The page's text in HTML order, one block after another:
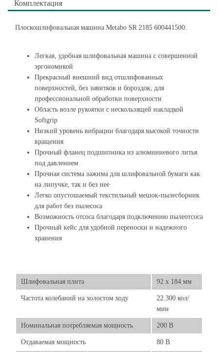
Комплектация
Плоскошлифовальная машина Metabo SR 2185 600441500:
Легкая, удобная шлифовальная машина с совершенной
эргономикой
Прекрасный внешний вид отшлифованных
поверхностей, без завитков и бороздок, для
профессиональной обработки поверхности
Область возле рукоятки с нескользящей накладкой
Softgrip
Низкий уровень вибрации благодаря высокой точности
вращения
Прочный фланец подшипника из алюминиевого литья
под давлением
Прочная система зажима для шлифовальной бумаги как
на липучке, так и без нее
Легко опустошаемый текстильный мешок-пылесборник
для работ без пылесоса
Возможность отсоса благодаря подключению пылеотсоса
Прочный кейс для удобной переноски и надежного
хранения
Шлифовальная плита 92 x 184 мм
Частота колебаний на холостом ходу
22.300 кол/
мин
Номинальная потребляемая мощность 200 В
Отдаваемая мощность 80 В